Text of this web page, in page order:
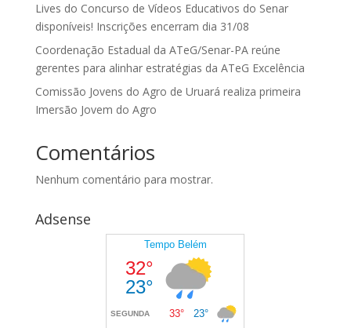
Lives do Concurso de Vídeos Educativos do Senar
disponíveis! Inscrições encerram dia 31/08
Coordenação Estadual da ATeG/Senar-PA reúne
gerentes para alinhar estratégias da ATeG Excelência
Comissão Jovens do Agro de Uruará realiza primeira
Imersão Jovem do Agro
Comentários
Nenhum comentário para mostrar.
Adsense